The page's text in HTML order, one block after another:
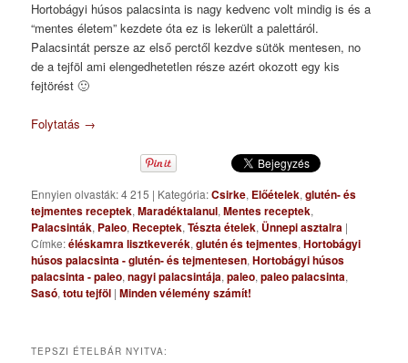
Hortobágyi húsos palacsinta is nagy kedvenc volt mindig is és a
“mentes életem” kezdete óta ez is lekerült a palettáról.
Palacsintát persze az első perctől kezdve sütök mentesen, no
de a tejföl ami elengedhetetlen része azért okozott egy kis
fejtörést 🙂
Folytatás →
Ennyien olvasták: 4 215 | Kategória:Csirke, Előételek,glutén- és
tejmentes receptek,Maradéktalanul,Mentes receptek,
Palacsinták, Paleo, Receptek,Tészta ételek, Ünnepi asztalra |
Címke:éléskamra lisztkeverék,glutén és tejmentes,Hortobágyi
húsos palacsinta - glutén- és tejmentesen,Hortobágyi húsos
palacsinta - paleo,nagyi palacsintája,paleo,paleo palacsinta,
Sasó,totu tejföl |Minden vélemény számít!
TEPSZI ÉTELBÁR NYITVA: